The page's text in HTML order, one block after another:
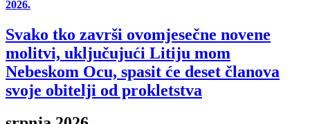
2026.
Svako tko završi ovomjesečne novene
molitvi, uključujući Litiju mom
Nebeskom Ocu, spasit će deset članova
svoje obitelji od prokletstva